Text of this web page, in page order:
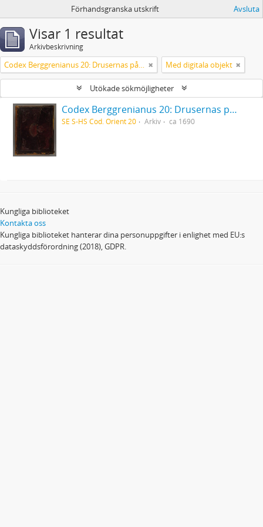
Förhandsgranska utskrift Avsluta
Visar 1 resultat
Arkivbeskrivning
Codex Berggrenianus 20: Drusernas på Libanon heliga bok Med digitala objekt
Utökade sökmöjligheter
Codex Berggrenianus 20: Drusernas på Libanon heliga bok
SE S-HS Cod. Orient 20 Arkiv ca 1690
Kungliga biblioteket
Kontakta oss
Kungliga biblioteket hanterar dina personuppgifter i enlighet med EU:s
dataskyddsförordning (2018), GDPR.